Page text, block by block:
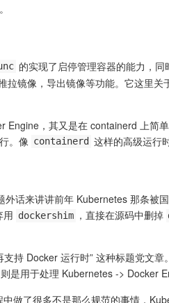
的实现了启停管理容器的能力，
拉镜像，导出镜像等功能。它这里关
Engine，其又是在 containerd 上简
。像 containerd 这样的高级运行
话来讲讲前年 Kubernetes 那条被
用 dockershim ，直接在源码中删掉
持 Docker 运行时” 这种标题党文
则是用于处理 Kubernetes -> Docker
做了很多不是那么规范的事情，